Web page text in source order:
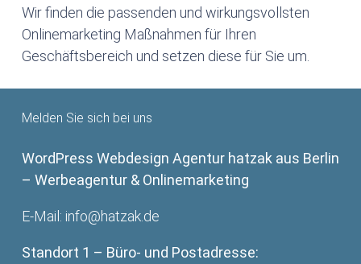
Wir finden die passenden und wirkungsvollsten
Onlinemarketing Maßnahmen für Ihren
Geschäftsbereich und setzen diese für Sie um.
Melden Sie sich bei uns
WordPress Webdesign Agentur hatzak aus Berlin
– Werbeagentur & Onlinemarketing
E-Mail: info@hatzak.de
Standort 1 – Büro- und Postadresse: